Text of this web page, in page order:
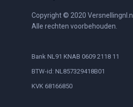
Copyright © 2020 Versnellingnl.nl
Alle rechten voorbehouden.
Bank NL91 KNAB 0609 2118 11
BTW-id: NL857329418B01
KVK 68166850